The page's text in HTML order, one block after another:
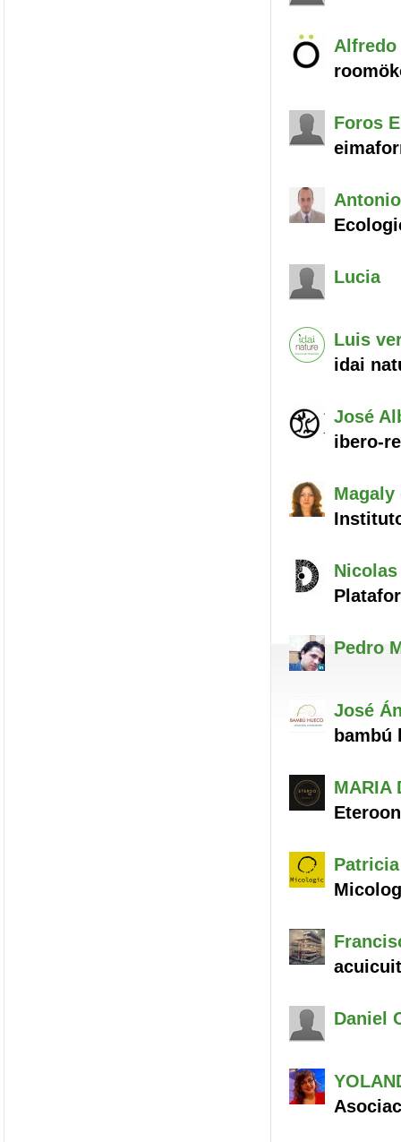
Alfredo
Foros
Antonio
Lucia
Luis
idai
José
ibero-
Magaly
Nicolas
Pedro
José
bambú
MARIA
Eteroon
Patricia
Daniel